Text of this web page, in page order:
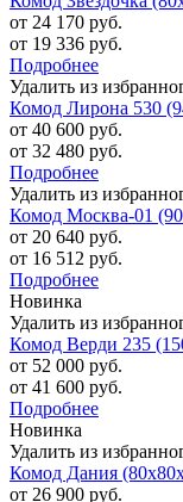
от 24 170 руб.
от 19 336 руб.
Подробнее
Удалить из
Комод Лирона 530
от 40 600 руб.
от 32 480 руб.
Подробнее
Удалить из
Комод Москва-01
от 20 640 руб.
от 16 512 руб.
Подробнее
Новинка
Удалить из
Комод Верди 235
от 52 000 руб.
от 41 600 руб.
Подробнее
Новинка
Удалить из
Комод Дания
от 26 900 руб.